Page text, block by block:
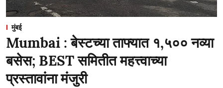
मुंबई
Mumbai : बेस्टच्या ताफ्यात १,५०० नव्या
बसेस; BEST समितीत महत्त्वाच्या
प्रस्तावांना मंजुरी